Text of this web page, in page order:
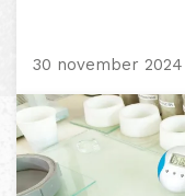
30 november 2024